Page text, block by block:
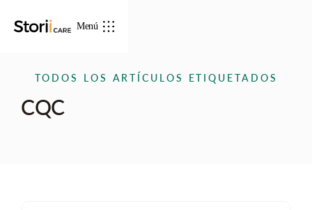
Menú
TODOS LOS ARTÍCULOS ETIQUETADOS
CQC